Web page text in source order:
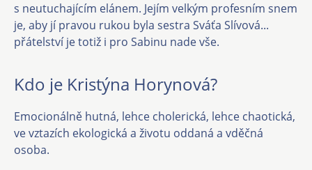
s neutuchajícím elánem. Jejím velkým profesním snem
je, aby jí pravou rukou byla sestra Sváťa Slívová...
přátelství je totiž i pro Sabinu nade vše.
Kdo je Kristýna Horynová?
Emocionálně hutná, lehce cholerická, lehce chaotická,
ve vztazích ekologická a životu oddaná a vděčná
osoba.